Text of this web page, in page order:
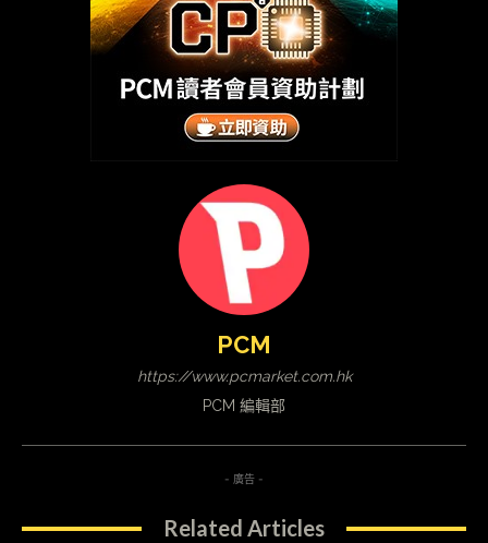
PCM
https://www.pcmarket.com.hk
PCM 編輯部
- 廣告 -
Related Articles